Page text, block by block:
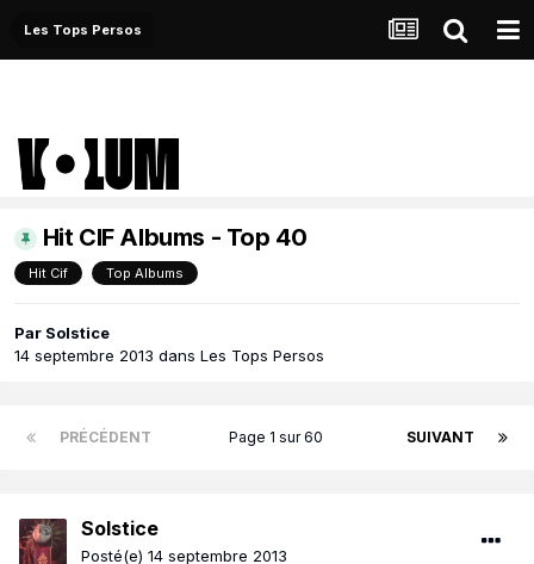
Les Tops Persos
Hit CIF Albums - Top 40
Hit Cif Top Albums
Par Solstice
14 septembre 2013 dans Les Tops Persos
PRÉCÉDENT SUIVANT
Page 1 sur 60
Solstice
Posté(e) 14 septembre 2013